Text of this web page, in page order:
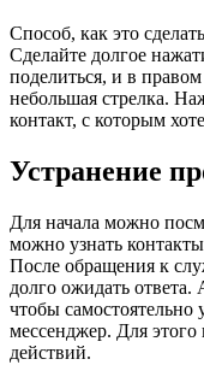
Способ, как это
Сделайте долгое
поделиться, и в
небольшая стрелка.
контакт, с которым
Устранение
Для начала можно
можно узнать
После обращения к
долго ожидать ответа.
чтобы самостоятельно
мессенджер. Для
действий.